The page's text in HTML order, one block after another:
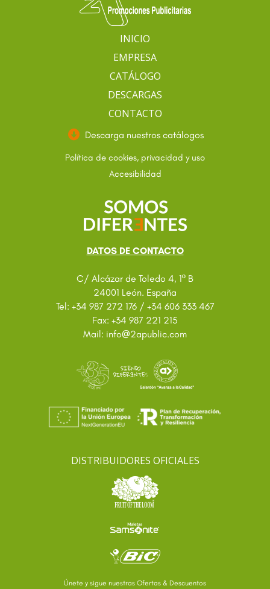
INICIO
EMPRESA
CATÁLOGO
DESCARGAS
CONTACTO
Descarga nuestros catálogos
Política de cookies, privacidad y uso
Accesibilidad
DATOS DE CONTACTO
C/ Alcázar de Toledo 4, 1º B
24001 León. España
Tel: +34 987 272 176 / +34 606 333 467
Fax: +34 987 221 215
Mail: info@2apublic.com
DISTRIBUIDORES OFICIALES
Únete y sigue nuestras Ofertas & Descuentos